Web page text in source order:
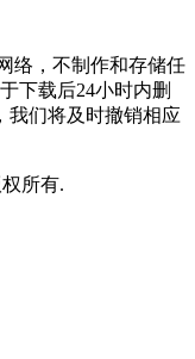
络，不制作和存储任
下载后24小时内删
我们将及时撤销相应
所有.